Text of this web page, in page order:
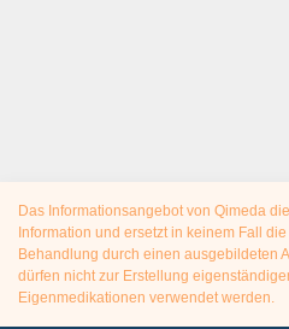
Das Informationsangebot von Qimeda
Information und ersetzt in keinem Fall
Behandlung durch einen ausgebildeten
dürfen nicht zur Erstellung
Eigenmedikationen verwendet werden.